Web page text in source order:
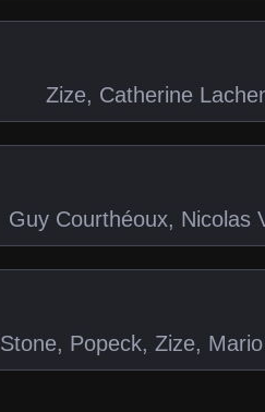
Zize, Catherine
Guy Courthéoux, Nicolas
Stone, Popeck, Zize, Mario